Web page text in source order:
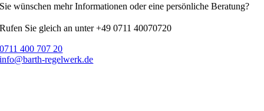
Sie wünschen mehr Informationen oder eine persönliche Beratung?
Rufen Sie gleich an unter +49 0711 40070720
0711 400 707 20
info@barth-regelwerk.de